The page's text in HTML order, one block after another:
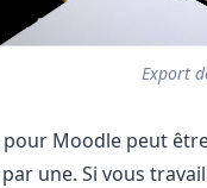
Export
pour Moodle peut
une. Si vous